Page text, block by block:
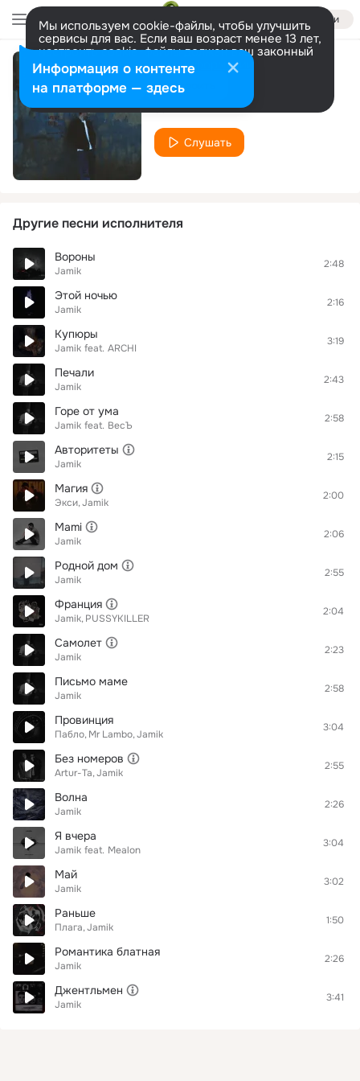
Войти
Мы используем cookie-файлы, чтобы улучшить
сервисы для вас. Если ваш возраст менее 13 лет,
настроить cookie-файлы должен ваш законный
представитель. Больше информации
Разрешить все Настроить
4334
Jamik
Слушать
Другие песни исполнителя
Вороны
Jamik
2:48
Этой ночью
Jamik
2:16
Купюры
Jamik feat. ARCHI
3:19
Печали
Jamik
2:43
Горе от ума
Jamik feat. ВесЪ
2:58
Авторитеты
Jamik
2:15
Магия
Экси Jamik
2:00
Mami
Jamik
2:06
Родной дом
Jamik
2:55
Франция
Jamik PUSSYKILLER
2:04
Самолет
Jamik
2:23
Письмо маме
Jamik
2:58
Провинция
Пабло Mr Lambo Jamik
3:04
Без номеров
Artur-Ta Jamik
2:55
Волна
Jamik
2:26
Я вчера
Jamik feat. Mealon
3:04
Май
Jamik
3:02
Раньше
Плага Jamik
1:50
Романтика блатная
Jamik
2:26
Джентльмен
Jamik
3:41
Информация о контенте
на платформе — здесь